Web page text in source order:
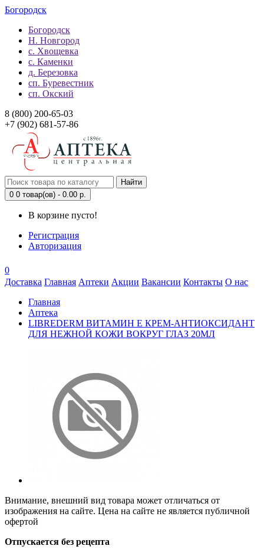
Богородск
Богородск
Н. Новгород
с. Хвощевка
с. Каменки
д. Березовка
сп. Буревестник
сп. Окский
8 (800) 200-65-03
+7 (902) 681-57-86
Найти
0 0 товар(ов) - 0.00 р.
В корзине пусто!
Регистрация
Авторизация
0
Доставка Главная Аптеки Акции Вакансии Контакты О нас
Главная
Аптека
LIBREDERM ВИТАМИН Е КРЕМ-АНТИОКСИДАНТ
ДЛЯ НЕЖНОЙ КОЖИ ВОКРУГ ГЛАЗ 20МЛ
Внимание, внешний вид товара может отличаться от
изображения на сайте. Цена на сайте не является публичной
офертой
Отпускается без рецепта